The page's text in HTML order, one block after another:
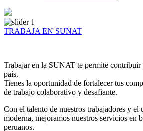
TRABAJA EN SUNAT
Trabajar en la SUNAT te permite contribuir
país.
Tienes la oportunidad de fortalecer tus
de trabajo colaborativo y desafiante.
Con el talento de nuestros trabajadores y el
moderna, mejoramos nuestros servicios en
peruanos.